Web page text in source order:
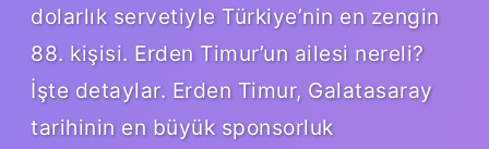
dolarlık servetiyle Türkiye’nin en zengin
88. kişisi. Erden Timur’un ailesi nereli?
İşte detaylar. Erden Timur, Galatasaray
tarihinin en büyük sponsorluk